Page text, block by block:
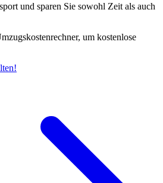
und sparen Sie sowohl Zeit als auch
um kostenlose